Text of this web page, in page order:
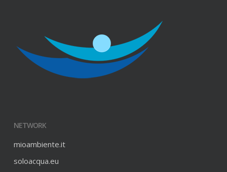
NETWORK
mioambiente.it
soloacqua.eu